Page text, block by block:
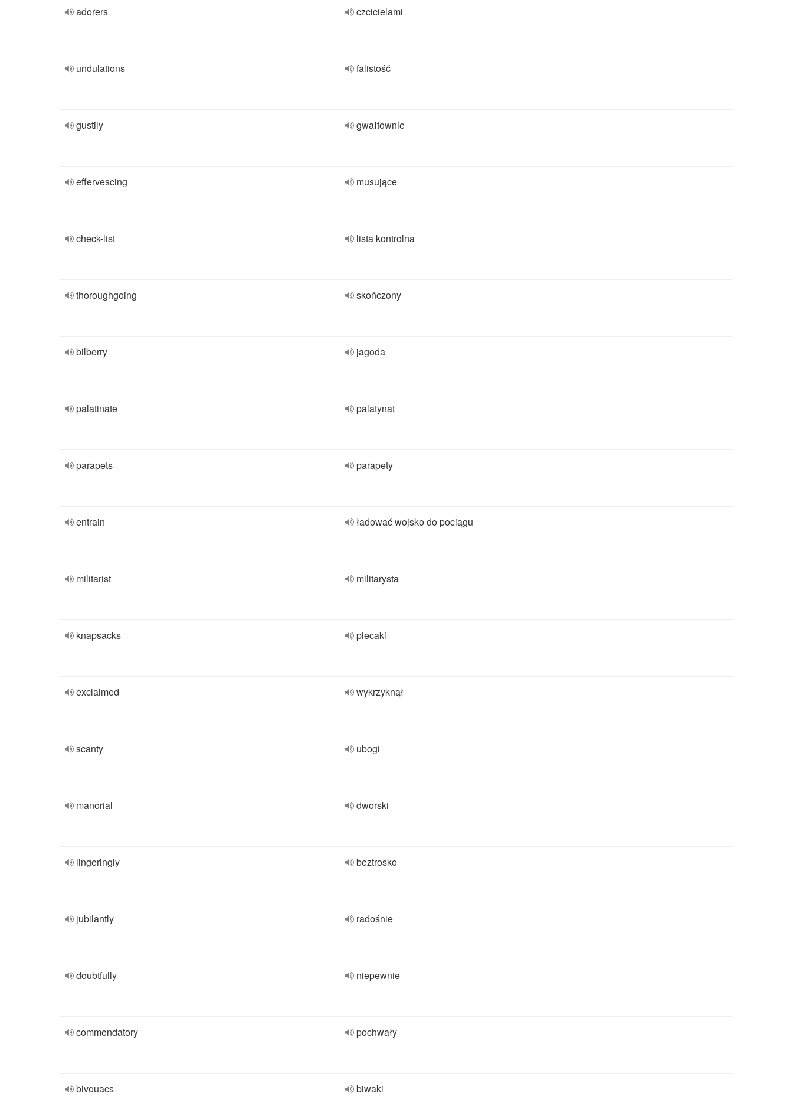
adorers czcicielami
undulations falistość
gustily gwałtownie
effervescing musujące
check-list lista kontrolna
thoroughgoing skończony
bilberry jagoda
palatinate palatynat
parapets parapety
entrain ładować wojsko do pociągu
militarist militarysta
knapsacks plecaki
exclaimed wykrzyknął
scanty ubogi
manorial dworski
lingeringly beztrosko
jubilantly radośnie
doubtfully niepewnie
commendatory pochwały
bivouacs biwaki